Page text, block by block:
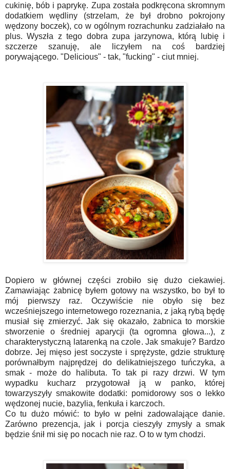
cukinię, bób i paprykę. Zupa została podkręcona skromnym
dodatkiem wędliny (strzelam, że był drobno pokrojony
wędzony boczek), co w ogólnym rozrachunku zadziałało na
plus. Wyszła z tego dobra zupa jarzynowa, którą lubię i
szczerze szanuję, ale liczyłem na coś bardziej
porywającego. "Delicious" - tak, "fucking" - ciut mniej.
Dopiero w głównej części zrobiło się dużo ciekawiej.
Zamawiając żabnicę byłem gotowy na wszystko, bo był to
mój pierwszy raz. Oczywiście nie obyło się bez
wcześniejszego internetowego rozeznania, z jaką rybą będę
musiał się zmierzyć. Jak się okazało, żabnica to morskie
stworzenie o średniej aparycji (ta ogromna głowa...), z
charakterystyczną latarenką na czole. Jak smakuje? Bardzo
dobrze. Jej mięso jest soczyste i sprężyste, gdzie strukturę
porównałbym najprędzej do delikatniejszego tuńczyka, a
smak - może do halibuta. To tak pi razy drzwi. W tym
wypadku kucharz przygotował ją w panko, której
towarzyszyły smakowite dodatki: pomidorowy sos o lekko
wędzonej nucie, bazylia, fenkuła i karczoch.
Co tu dużo mówić: to było w pełni zadowalające danie.
Zarówno prezencja, jak i porcja cieszyły zmysły a smak
będzie śnił mi się po nocach nie raz. O to w tym chodzi.